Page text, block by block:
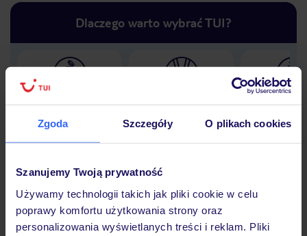
Zgoda Szczegóły O plikach cookies
Szanujemy Twoją prywatność
Używamy technologii takich jak pliki cookie w celu
poprawy komfortu użytkowania strony oraz
personalizowania wyświetlanych treści i reklam. Pliki
Dlaczego warto wybrać TUI?
podróży w Polsce
30 lat w
Hotel